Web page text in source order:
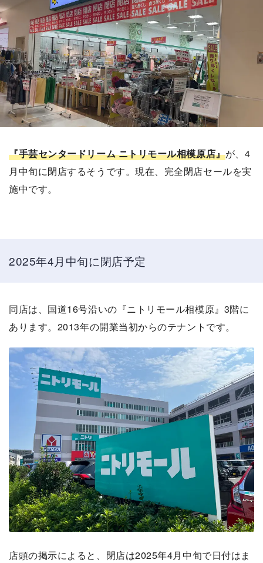
『手芸センタードリーム ニトリモール相模原店』が、4
月中旬に閉店するそうです。現在、完全閉店セールを実
施中です。
2025年4月中旬に閉店予定
同店は、国道16号沿いの『ニトリモール相模原』3階に
あります。2013年の開業当初からのテナントです。
店頭の掲示によると、閉店は2025年4月中旬で日付はま